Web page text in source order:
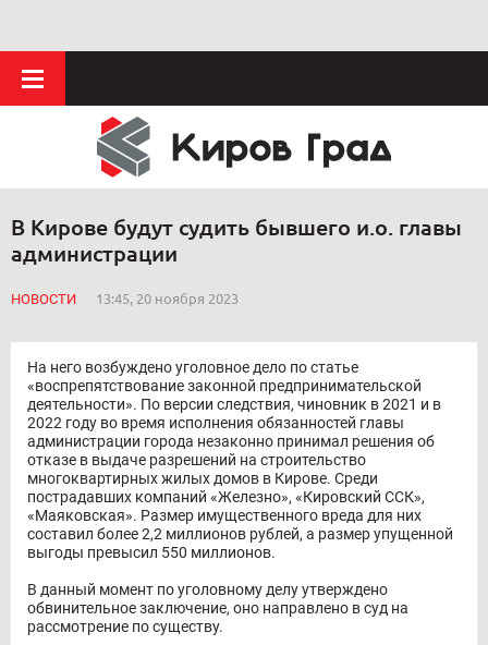
В Кирове будут судить бывшего и.о. главы
администрации
НОВОСТИ 13:45, 20 ноября 2023
На него возбуждено уголовное дело по статье
«воспрепятствование законной предпринимательской
деятельности». По версии следствия, чиновник в 2021 и в
2022 году во время исполнения обязанностей главы
администрации города незаконно принимал решения об
отказе в выдаче разрешений на строительство
многоквартирных жилых домов в Кирове. Среди
пострадавших компаний «Железно», «Кировский ССК»,
«Маяковская». Размер имущественного вреда для них
составил более 2,2 миллионов рублей, а размер упущенной
выгоды превысил 550 миллионов.
В данный момент по уголовному делу утверждено
обвинительное заключение, оно направлено в суд на
рассмотрение по существу.